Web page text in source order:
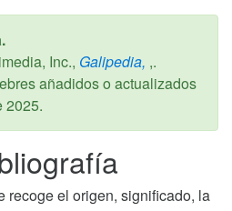
Inc., Galipedia, ,.
añadidos o actualizados
2025.
recoge el origen, significado, la